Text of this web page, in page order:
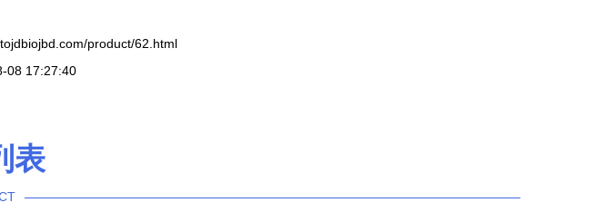
product/62.html
08 17:27:40
表